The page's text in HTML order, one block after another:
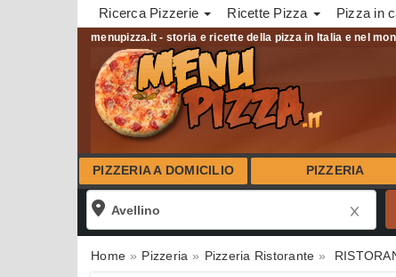
Ricerca Pizzerie Ricette Pizza Pizza in
menupizza.it - storia e ricette della pizza in Italia e nel
PIZZERIA A DOMICILIO PIZZERIA
Home Pizzeria Pizzeria Ristorante